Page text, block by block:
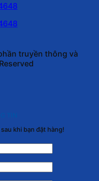
truyền thông và
khi bạn đặt hàng!